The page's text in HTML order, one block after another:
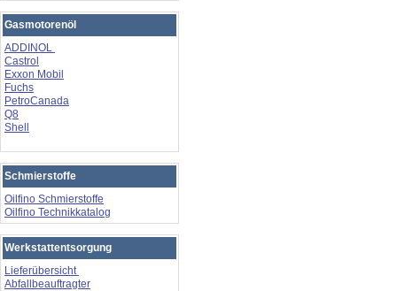
Gasmotorenöl
ADDINOL
Castrol
Exxon Mobil
Fuchs
PetroCanada
Q8
Shell
Schmierstoffe
Oilfino Schmierstoffe
Oilfino Technikkatalog
Werkstattentsorgung
Lieferübersicht
Abfallbeauftragter